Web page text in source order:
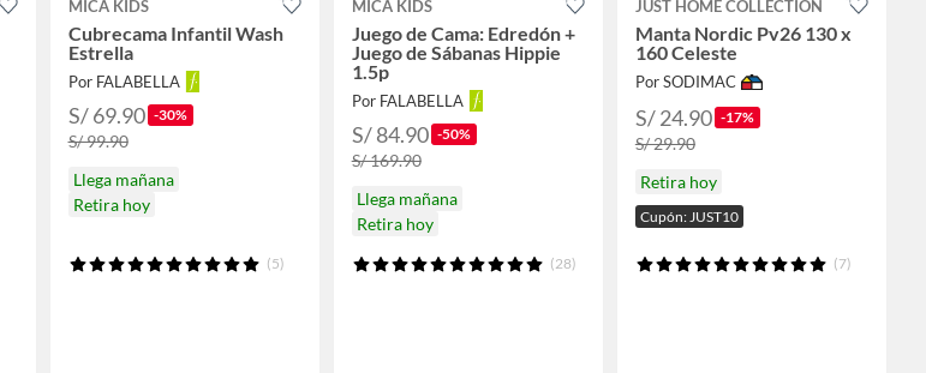
MICA KIDS
Cubrecama Infantil Wash
Estrella
Por FALABELLA
S/ 69.90 -30%
S/ 99.90
Llega mañana
Retira hoy
(5)
MICA KIDS
Juego de Cama: Edredón +
Juego de Sábanas Hippie
1.5p
Por FALABELLA
S/ 84.90 -50%
S/ 169.90
Llega mañana
Retira hoy
(28)
JUST HOME COLLECTION
Manta Nordic Pv26 130 x
160 Celeste
Por SODIMAC
S/ 24.90 -17%
S/ 29.90
Retira hoy
Cupón: JUST10
(7)